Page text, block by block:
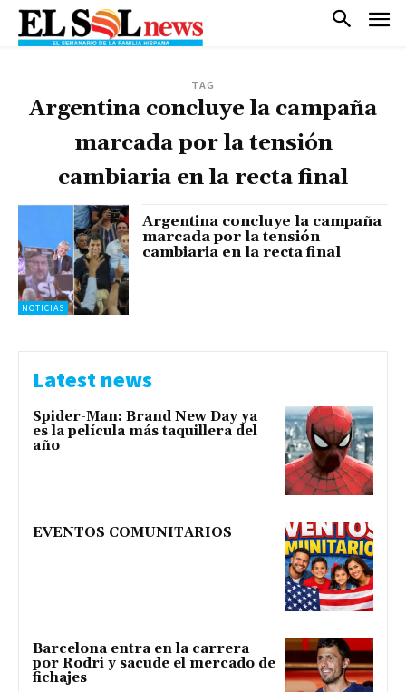
TAG
Argentina concluye la campaña
marcada por la tensión
cambiaria en la recta final
NOTICIAS
Argentina concluye la campaña
marcada por la tensión
cambiaria en la recta final
Latest news
Spider-Man: Brand New Day ya
es la película más taquillera del
año
EVENTOS COMUNITARIOS
Barcelona entra en la carrera
por Rodri y sacude el mercado de
fichajes